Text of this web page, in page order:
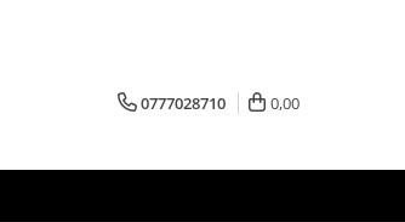
0777028710 0,00